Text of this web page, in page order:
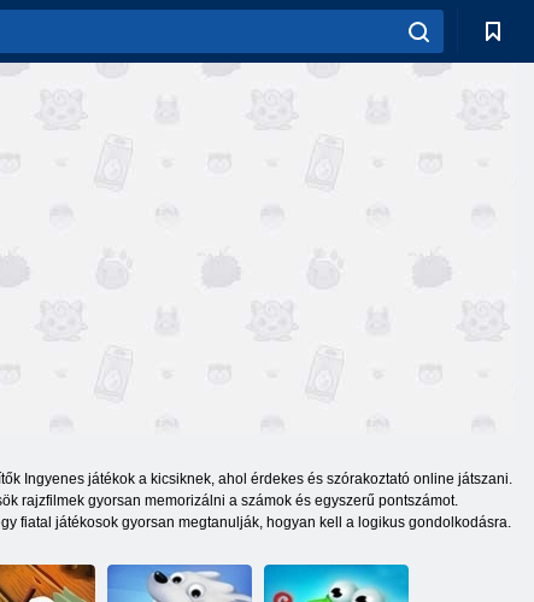
Ingyenes játékok a kicsiknek, ahol érdekes és szórakoztató online játszani.
rajzfilmek gyorsan memorizálni a számok és egyszerű pontszámot.
fiatal játékosok gyorsan megtanulják, hogyan kell a logikus gondolkodásra.